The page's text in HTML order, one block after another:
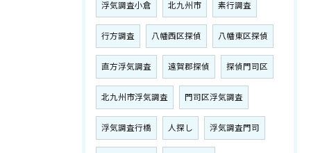
浮気調査小倉 北九州市 素行調査
行方調査 八幡西区探偵 八幡東区探偵
直方浮気調査 遠賀郡探偵 探偵門司区
北九州市浮気調査 門司区浮気調査
浮気調査行橋 人探し 浮気調査門司